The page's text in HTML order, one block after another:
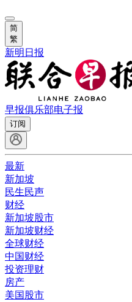
简
繁
新明日报
早报俱乐部电子报
订阅
最新
新加坡
民生民声
财经
新加坡股市
新加坡财经
全球财经
中国财经
投资理财
房产
美国股市